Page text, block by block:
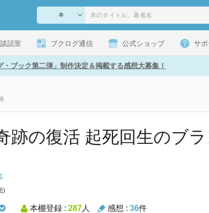
談話室 ブクログ通信 公式ショップ サポ
・ブック第二弾」制作決定＆掲載する感想大募集！
跡の復活 起死回生のブラ
)
本棚登録 : 287人 感想 : 36件